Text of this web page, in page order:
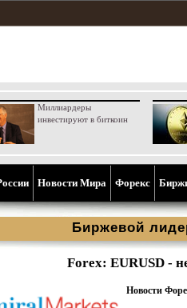
Миллиардеры
инвестируют в биткоин
Новости Мира Форекс
Биржевой
Forex: EURUSD -
Новости